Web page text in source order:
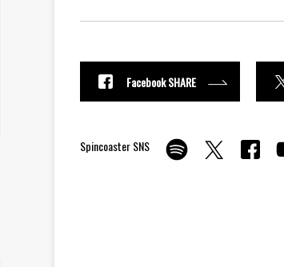
Facebook SHARE
Spincoaster SNS